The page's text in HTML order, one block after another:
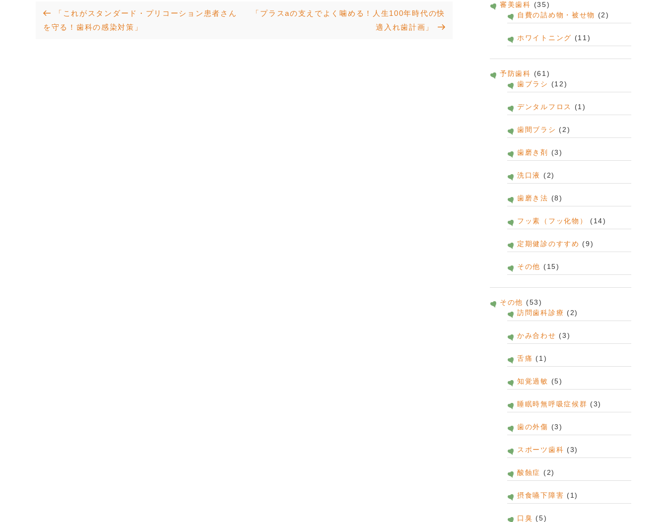
投
稿
Previous
Post
「これがスタンダード・プリコーション患者さん
を守る！歯科の感染対策」
Next
「プラスaの支えでよく噛める！人生100年時代の快
適入れ歯計画」
審美歯科 (35)
自費の詰め物・被せ物
(2)
ホワイトニング (11)
予防歯科 (61)
歯ブラシ
(12)
デンタルフロス (1)
歯間ブラシ (2)
歯磨き剤 (3)
洗口液 (2)
歯磨き法 (8)
フッ素（フッ化物） (14)
定期健診のすすめ (9)
その他 (15)
その他 (53)
訪問歯科診療 (2)
かみ合わせ (3)
舌痛 (1)
知覚過敏 (5)
睡眠時無呼吸症候群 (3)
歯の外傷 (3)
スポーツ歯科 (3)
酸蝕症 (2)
摂食嚥下障害 (1)
口臭 (5)